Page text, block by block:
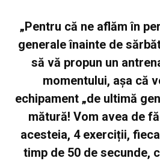
„Pentru că ne aflăm în
generale înainte de
să vă propun un
momentului, așa că
echipament „de ultimă
mătură! Vom avea de
acesteia, 4 exerciții,
timp de 50 de secunde,